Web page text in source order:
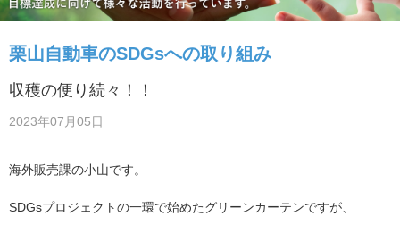
栗山自動車のSDGsへの取り組み
収穫の便り続々！！
2023年07月05日
海外販売課の小山です。
SDGsプロジェクトの一環で始めたグリーンカーテンですが、